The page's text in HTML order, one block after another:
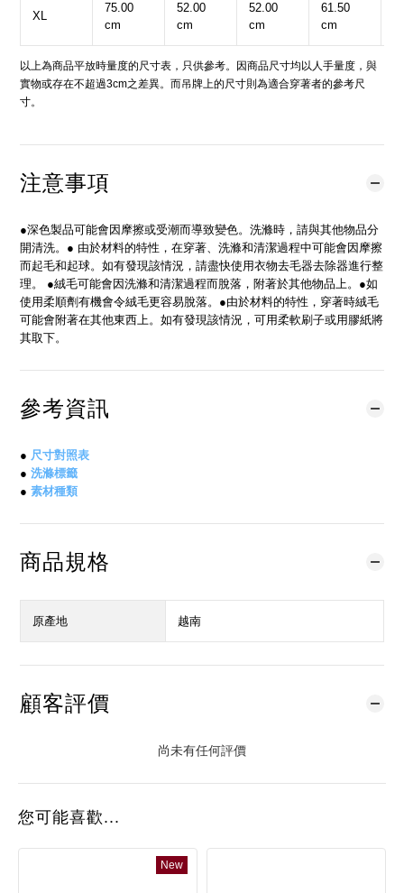
XL
75.00
cm
52.00
cm
52.00
cm
61.50
cm
以上為商品平放時量度的尺寸表，只供參考。因商品尺寸均以人手量度，與
實物或存在不超過3cm之差異。而吊牌上的尺寸則為適合穿著者的參考尺
寸。
注意事項
●深色製品可能會因摩擦或受潮而導致變色。洗滌時，請與其他物品分
開清洗。● 由於材料的特性，在穿著、洗滌和清潔過程中可能會因摩擦
而起毛和起球。如有發現該情況，請盡快使用衣物去毛器去除器進行整
理。 ●絨毛可能會因洗滌和清潔過程而脫落，附著於其他物品上。●如
使用柔順劑有機會令絨毛更容易脫落。●由於材料的特性，穿著時絨毛
可能會附著在其他東西上。如有發現該情況，可用柔軟刷子或用膠紙將
其取下。
參考資訊
● 尺寸對照表
● 洗滌標籤
● 素材種類
商品規格
原產地 越南
顧客評價
尚未有任何評價
您可能喜歡...
New